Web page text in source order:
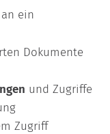
ein
Dokumente
und Zugriffe
Zugriff